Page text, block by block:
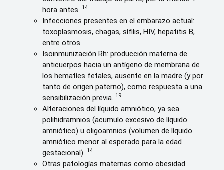
hora antes. 14
Infecciones presentes en el embarazo actual:
toxoplasmosis, chagas, sífilis, HIV, hepatitis B,
entre otros.
Isoinmunización Rh: producción materna de
anticuerpos hacia un antígeno de membrana de
los hematíes fetales, ausente en la madre (y por
tanto de origen paterno), como respuesta a una
sensibilización previa. 19
Alteraciones del líquido amniótico, ya sea
polihidramnios (acumulo excesivo de líquido
amniótico) u oligoamnios (volumen de líquido
amniótico menor al esperado para la edad
gestacional). 14
Otras patologías maternas como obesidad